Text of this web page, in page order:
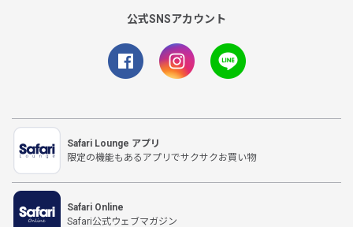
公式SNSアカウント
Safari Lounge アプリ
限定の機能もあるアプリでサクサクお買い物
Safari Online
Safari公式ウェブマガジン